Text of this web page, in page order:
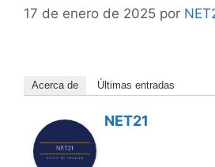
17 de enero de 2025 por
Acerca de Últimas entradas
NET21